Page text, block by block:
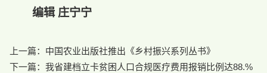
编辑 庄宁宁
上一篇： 中国农业出版社推出《乡村振兴系列丛书》
下一篇： 我省建档立卡贫困人口合规医疗费用报销比例达88.%